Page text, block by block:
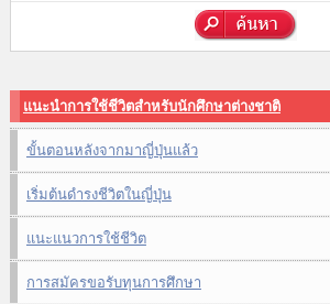
แนะนำการใช้ชีวิตสำหรับนักศึกษาต่างชาติ
ขั้นตอนหลังจากมาญี่ปุ่นแล้ว
เริ่มต้นดำรงชีวิตในญี่ปุ่น
แนะแนวการใช้ชีวิต
การสมัครขอรับทุนการศึกษา